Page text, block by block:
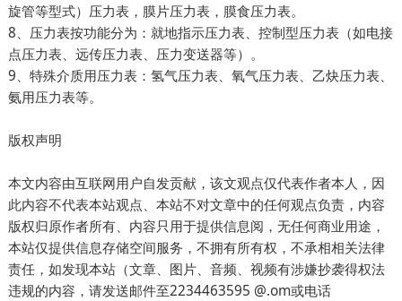
旋管等型式）压力表，膜片压力表，膜食压力表。
8、压力表按功能分为：就地指示压力表、控制型压力表（如电接
点压力表、远传压力表、压力变送器等）。
9、特殊介质用压力表：氢气压力表、氧气压力表、乙炔压力表、
氨用压力表等。
版权声明
本文内容由互联网用户自发贡献，该文观点仅代表作者本人，因
此内容不代表本站观点、本站不对文章中的任何观点负责，内容
版权归原作者所有、内容只用于提供信息阅，无任何商业用途，
本站仅提供信息存储空间服务，不拥有所有权，不承相相关法律
责任，如发现本站（文章、图片、音频、视频有涉嫌抄袭得权法
违规的内容，请发送邮件至2234463595 @.om或电话